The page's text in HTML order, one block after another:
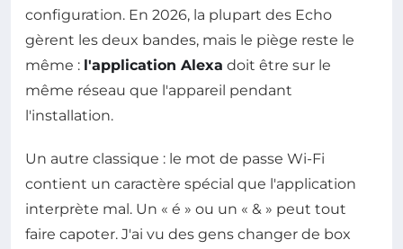
configuration. En 2026, la plupart des Echo
gèrent les deux bandes, mais le piège reste le
même : l'application Alexa doit être sur le
même réseau que l'appareil pendant
l'installation.
Un autre classique : le mot de passe Wi-Fi
contient un caractère spécial que l'application
interprète mal. Un « é » ou un « & » peut tout
faire capoter. J'ai vu des gens changer de box